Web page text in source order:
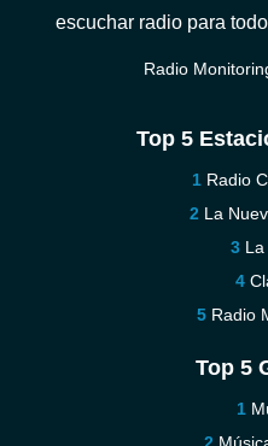
escuchar radio para
Radio
Top 5
Radio
La
La
Radio
Top 5